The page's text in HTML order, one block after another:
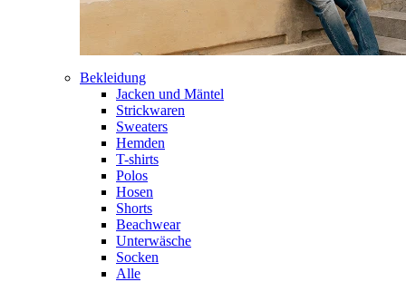
Bekleidung
Jacken und Mäntel
Strickwaren
Sweaters
Hemden
T-shirts
Polos
Hosen
Shorts
Beachwear
Unterwäsche
Socken
Alle